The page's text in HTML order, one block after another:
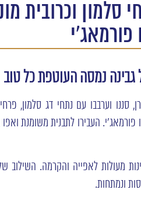
סלמון וכרובית
פורמאג'י
נמסה העוטפת כל טוב
סננו וערבבו עם נתחי דג סלמון,
פורמאג'י. העבירו לתבנית משומנת
מעולות לאפייה והקרמה. השילוב
ונמתחות.